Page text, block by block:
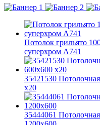
Потолок грильято
суперхром А741
35421530
x20
35444061